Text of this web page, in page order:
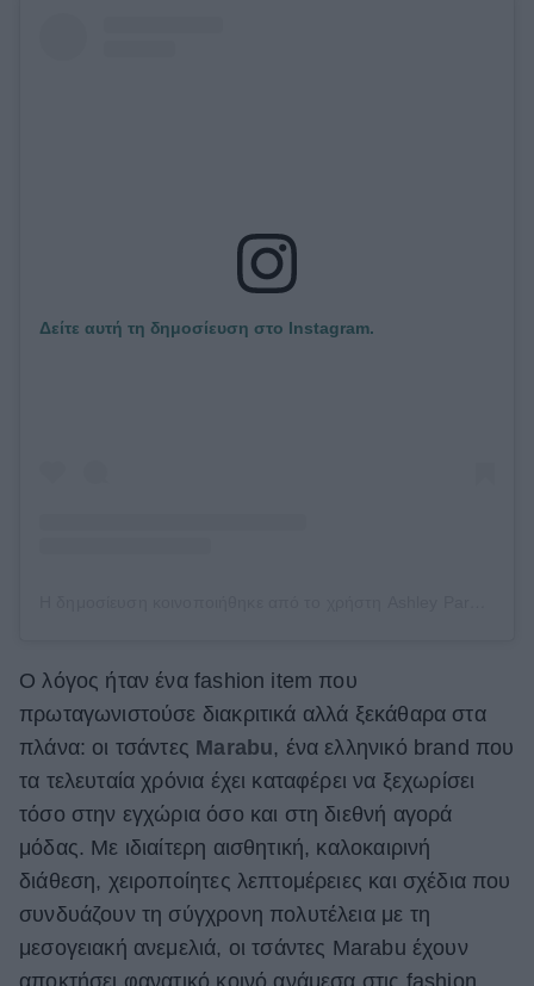
Δείτε αυτή τη δημοσίευση στο Instagram.
Ο λόγος ήταν ένα fashion item που
πρωταγωνιστούσε διακριτικά αλλά ξεκάθαρα στα
πλάνα: οι τσάντες Marabu, ένα ελληνικό brand που
τα τελευταία χρόνια έχει καταφέρει να ξεχωρίσει
τόσο στην εγχώρια όσο και στη διεθνή αγορά
μόδας. Με ιδιαίτερη αισθητική, καλοκαιρινή
διάθεση, χειροποίητες λεπτομέρειες και σχέδια που
συνδυάζουν τη σύγχρονη πολυτέλεια με τη
μεσογειακή ανεμελιά, οι τσάντες Marabu έχουν
αποκτήσει φανατικό κοινό ανάμεσα στις fashion